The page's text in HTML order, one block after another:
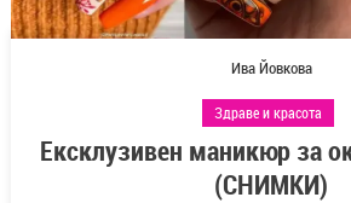
Ива Йовкова
Здраве и красота
Ексклузивен маникюр за
(СНИМКИ)